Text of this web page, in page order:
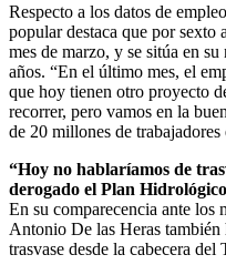
Respecto a los datos de
popular destaca que por sexto
mes de marzo, y se sitúa en
años. “En el último mes, el
que hoy tienen otro proyecto
recorrer, pero vamos en la
de 20 millones de
“Hoy no hablaríamos de
derogado el Plan
En su comparecencia ante los
Antonio De las Heras
trasvase desde la cabecera del